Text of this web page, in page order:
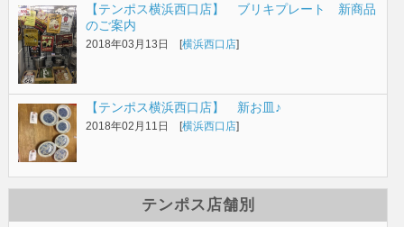
【テンポス横浜西口店】 ブリキプレート 新商品
のご案内
2018年03月13日 [横浜西口店]
【テンポス横浜西口店】 新お皿♪
2018年02月11日 [横浜西口店]
テンポス店舗別